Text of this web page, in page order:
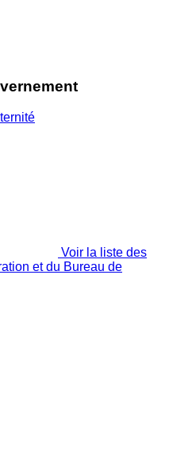
Voir la liste des
et du Bureau de